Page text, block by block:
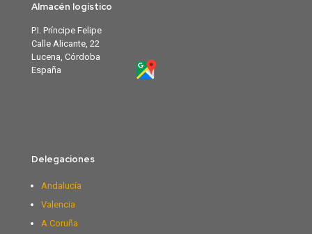
Almacén logístico
P.I. Príncipe Felipe
Calle Alicante, 22
Lucena, Córdoba
España
Delegaciones
Andalucía
Valencia
A Coruña